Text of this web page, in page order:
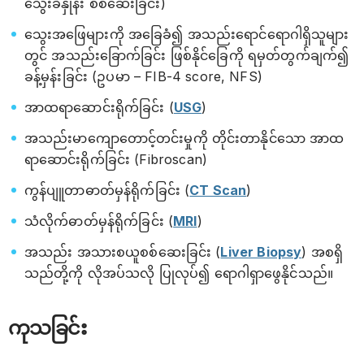
သွေးခဲနှုန်း စစ်ဆေးခြင်း)
သွေးအဖြေများကို အခြေခံ၍ အသည်းရောင်ရောဂါရှိသူများ
တွင် အသည်းခြောက်ခြင်း ဖြစ်နိုင်ခြေကို ရမှတ်တွက်ချက်၍
ခန့်မှန်းခြင်း (ဥပမာ – FIB-4 score, NFS)
အာထရာဆောင်းရိုက်ခြင်း (USG)
အသည်းမာကျောတောင့်တင်းမှုကို တိုင်းတာနိုင်သော အာထ
ရာဆောင်းရိုက်ခြင်း (Fibroscan)
ကွန်ပျူတာဓာတ်မှန်ရိုက်ခြင်း (CT Scan)
သံလိုက်ဓာတ်မှန်ရိုက်ခြင်း (MRI)
အသည်း အသားစယူစစ်ဆေးခြင်း (Liver Biopsy) အစရှိ
သည်တို့ကို လိုအပ်သလို ပြုလုပ်၍ ရောဂါရှာဖွေနိုင်သည်။
ကုသခြင်း